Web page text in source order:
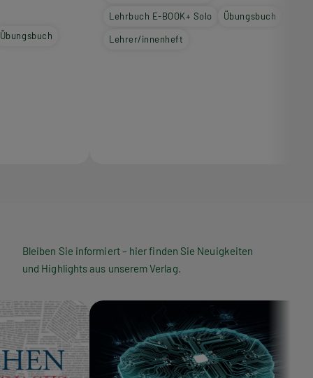
Übungsbuch
Lehrbuch E-BOOK+ Solo Übungsbuch
Lehrer/innenheft
Bleiben Sie informiert – hier finden Sie Neuigkeiten
und Highlights aus unserem Verlag.